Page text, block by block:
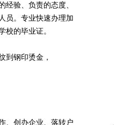
验、负责的态度、
员。专业快速办理加
校的毕业证。
到钢印烫金，
、创办企业、落转户